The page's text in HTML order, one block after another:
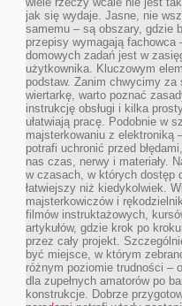
jak się wydaje. Jasne, nie
samemu – są obszary, gdzie
przepisy wymagają fachowca
domowych zadań jest w
użytkownika. Kluczowym
podstaw. Zanim chwycimy
wiertarkę, warto poznać
instrukcję obsługi i kilka
ułatwiają pracę. Podobnie w
majsterkowaniu z elektroniką
potrafi uchronić przed
nas czas, nerwy i materiały.
w czasach, w których dostęp
łatwiejszy niż kiedykolwiek.
majsterkowiczów i
filmów instruktażowych,
artykułów, gdzie krok po
przez cały projekt.
być miejsce, w którym
różnym poziomie trudności –
dla zupełnych amatorów po
konstrukcje. Dobrze